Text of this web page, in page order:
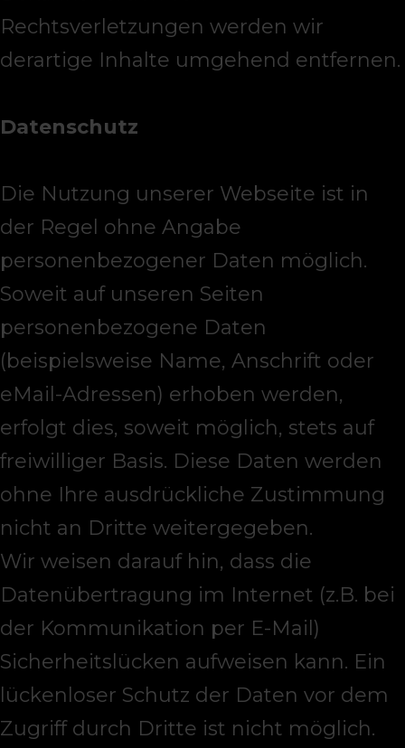
Rechtsverletzungen werden wir
derartige Inhalte umgehend entfernen.
Datenschutz
Die Nutzung unserer Webseite ist in
der Regel ohne Angabe
personenbezogener Daten möglich.
Soweit auf unseren Seiten
personenbezogene Daten
(beispielsweise Name, Anschrift oder
eMail-Adressen) erhoben werden,
erfolgt dies, soweit möglich, stets auf
freiwilliger Basis. Diese Daten werden
ohne Ihre ausdrückliche Zustimmung
nicht an Dritte weitergegeben.
Wir weisen darauf hin, dass die
Datenübertragung im Internet (z.B. bei
der Kommunikation per E-Mail)
Sicherheitslücken aufweisen kann. Ein
lückenloser Schutz der Daten vor dem
Zugriff durch Dritte ist nicht möglich.